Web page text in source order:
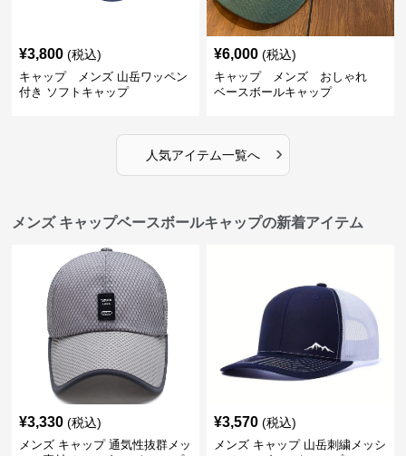
¥3,800 (税込)
キャップ メンズ 山岳ワッペン
付き ソフトキャップ
¥6,000 (税込)
キャップ メンズ おしゃれ
ベースボールキャップ
人気アイテム一覧へ ›
メンズ キャップベースボールキャップの新着アイテム
¥3,330 (税込)
メンズ キャップ 通気性抜群メッ
¥3,570 (税込)
メンズ キャップ 山岳刺繍メッシ